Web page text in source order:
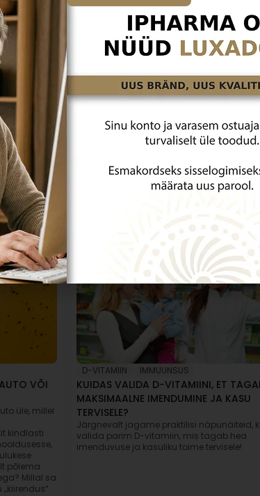
Tribulus Terrestrise ekstraktiga.
aitab kaasa normaalse testosterooni
Turvaline ja mugav
ostlemine
VÕI
üle, millel
kindlasti
põlema
Millal sa
D-VITAMIIN IMMUUNSUS
KUIDAS VALIDA D-VITAMIINI, ET
MAKSIMAALNE IMENDUMINE JA KASU
TERVISELE?
Järgnevalt jagame praktilisi näpunäiteid,
valida parim D-vitamiin, mis tagab hea
imenduvuse ja kasuliku toime tervisele!